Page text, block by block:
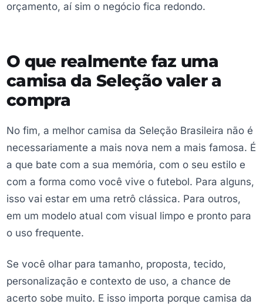
orçamento, aí sim o negócio fica redondo.
O que realmente faz uma
camisa da Seleção valer a
compra
No fim, a melhor camisa da Seleção Brasileira não é
necessariamente a mais nova nem a mais famosa. É
a que bate com a sua memória, com o seu estilo e
com a forma como você vive o futebol. Para alguns,
isso vai estar em uma retrô clássica. Para outros,
em um modelo atual com visual limpo e pronto para
o uso frequente.
Se você olhar para tamanho, proposta, tecido,
personalização e contexto de uso, a chance de
acerto sobe muito. E isso importa porque camisa da